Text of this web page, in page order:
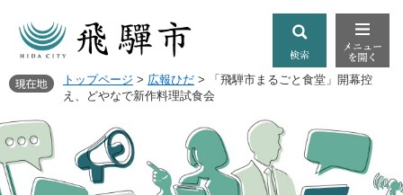
トップページ > 広報ひだ >
「飛騨市まるごと食堂」開幕控
え、どやなで新作料理試食会